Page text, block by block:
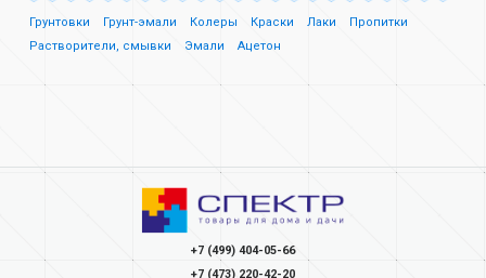
Грунтовки Грунт-эмали Колеры Краски Лаки
Пропитки
Растворители, смывки
Эмали Ацетон
+7 (499) 404-05-66
+7 (473) 220-42-20